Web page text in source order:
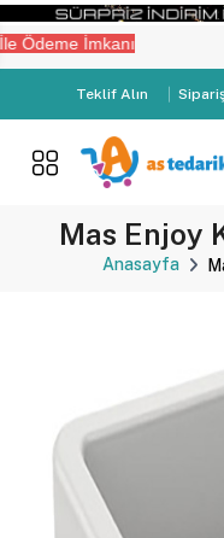
İmkanı
Teklif Alın
Mas Enjoy
Anasayfa